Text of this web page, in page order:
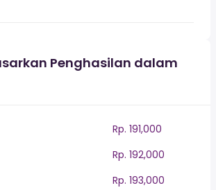
Penghasilan dalam
Rp. 191,000
Rp. 192,000
Rp. 193,000